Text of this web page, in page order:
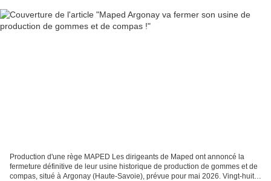
Production d'une rège MAPED Les dirigeants de Maped ont annoncé la
fermeture définitive de leur usine historique de production de gommes et de
compas, situé à Argonay (Haute-Savoie), prévue pour mai 2026. Vingt-huit